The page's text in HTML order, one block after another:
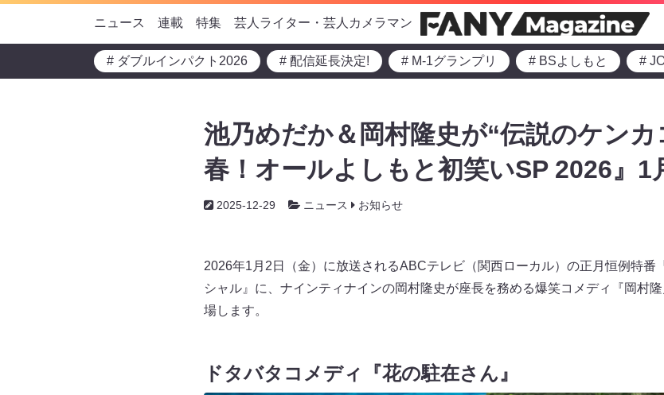
ニュース 連載 特集 芸人ライター・芸人カメラマン
# ダブルインパクト2026 # 配信延長決定! # M-1グランプリ # BSよしもと #
池乃めだか＆岡村隆史が“伝説のケン
春！オールよしもと初笑いSP 2026』1
2025-12-29 ニュース お知らせ
2026年1月2日（金）に放送されるABCテレビ（関西ローカル）の正月恒例特番
シャル』に、ナインティナインの岡村隆史が座長を務める爆笑コメディ『岡村
場します。
ドタバタコメディ『花の駐在さん』